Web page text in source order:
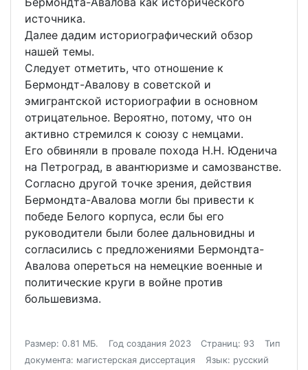
источника.
Далее дадим историографический обзор
нашей темы.
Следует отметить, что отношение к
Бермондт-Авалову в советской и
эмигрантской историографии в основном
отрицательное. Вероятно, потому, что он
активно стремился к союзу с немцами.
Его обвиняли в провале похода Н.Н. Юденича
на Петроград, в авантюризме и самозванстве.
Согласно другой точке зрения, действия
Бермондта-Авалова могли бы привести к
победе Белого корпуса, если бы его
руководители были более дальновидны и
согласились с предложениями Бермондта-
Авалова опереться на немецкие военные и
политические круги в войне против
большевизма.
Размер: 0.81 МБ. Год создания 2023 Страниц: 93
Тип
документа: магистерская диссертация
Язык: русский